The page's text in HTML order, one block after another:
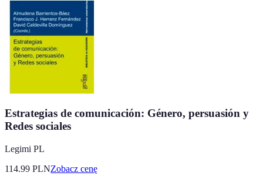
Estrategias de comunicación: Género, persuasión y
Redes sociales
Legimi PL
114.99 PLNZobacz cenę